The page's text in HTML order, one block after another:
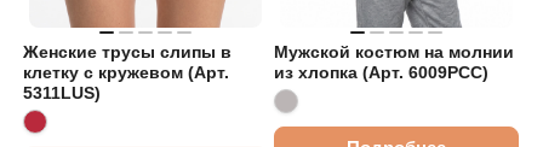
Женские трусы слипы в
клетку с кружевом (Арт.
5311LUS)
Мужской костюм на молнии
из хлопка (Арт. 6009PCC)